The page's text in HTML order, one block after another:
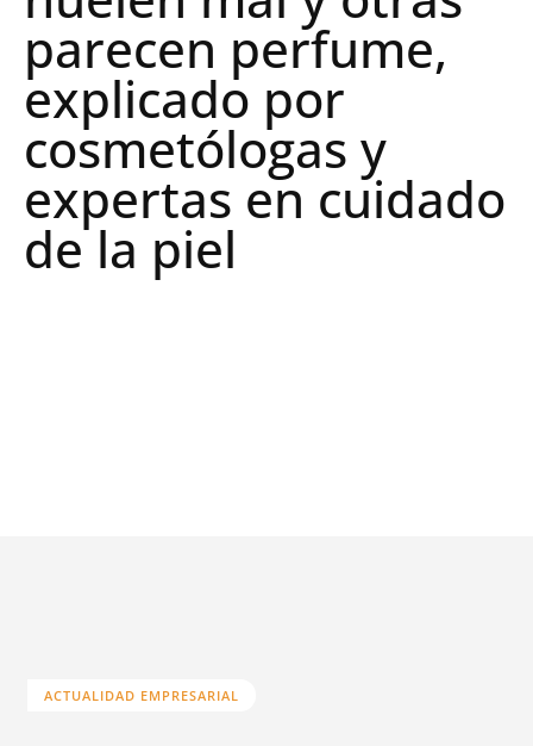
parecen perfume,
explicado por
cosmetólogas y
expertas en cuidado
de la piel
ACTUALIDAD EMPRESARIAL